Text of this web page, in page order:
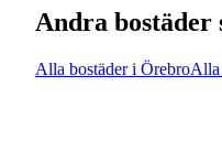
Andra bostäder
Alla bostäder i ÖrebroAlla